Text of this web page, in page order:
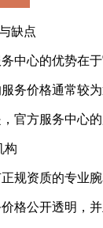
缺点
中心的优势在
务价格通常较为
官方服务中心的
构
规资质的专业
格公开透明，